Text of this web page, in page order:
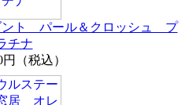
ント パール＆クロッシュ プ
チナ
（税込）